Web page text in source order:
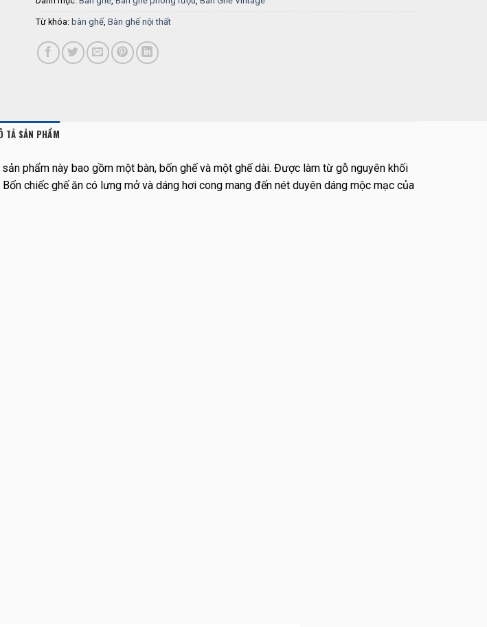
Từ khóa: bàn ghế, Bàn ghế nội thất
TẢ SẢN PHẨM
phẩm này bao gồm một bàn, bốn ghế và một ghế dài. Được làm từ gỗ nguyên khối
chiếc ghế ăn có lưng mở và dáng hơi cong mang đến nét duyên dáng mộc mạc của